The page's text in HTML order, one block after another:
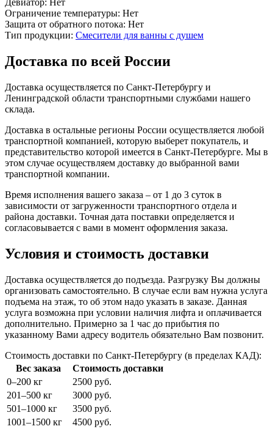
Ограничение температуры: Нет
Защита от обратного потока: Нет
Тип продукции: Смесители для ванны с душем
Доставка по всей России
Доставка осуществляется по Санкт-Петербургу и
Ленинградской области транспортными службами нашего
склада.
Доставка в остальные регионы России осуществляется любой
транспортной компанией, которую выберет покупатель, и
представительство которой имеется в Санкт-Петербурге. Мы в
этом случае осуществляем доставку до выбранной вами
транспортной компании.
Время исполнения вашего заказа – от 1 до 3 суток в
зависимости от загруженности транспортного отдела и
района доставки. Точная дата поставки определяется и
согласовывается с вами в момент оформления заказа.
Условия и стоимость доставки
Доставка осуществляется до подъезда. Разгрузку Вы должны
организовать самостоятельно. В случае если вам нужна услуга
подъема на этаж, то об этом надо указать в заказе. Данная
услуга возможна при условии наличия лифта и оплачивается
дополнительно. Примерно за 1 час до прибытия по
указанному Вами адресу водитель обязательно Вам позвонит.
Стоимость доставки по Санкт-Петербургу (в пределах КАД):
Вес заказа
Стоимость доставки
0–200 кг
2500 руб.
201–500 кг
3000 руб.
501–1000 кг
3500 руб.
1001–1500 кг
4500 руб.